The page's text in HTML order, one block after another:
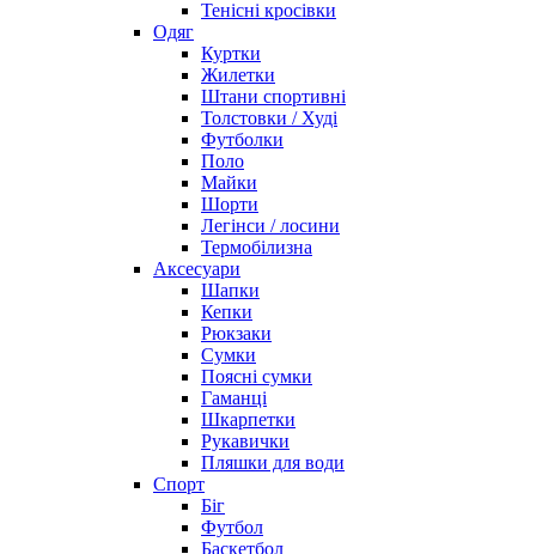
Тенісні кросівки
Одяг
Куртки
Жилетки
Штани спортивні
Толстовки / Худі
Футболки
Поло
Майки
Шорти
Легінси / лосини
Термобілизна
Аксесуари
Шапки
Кепки
Рюкзаки
Сумки
Поясні сумки
Гаманці
Шкарпетки
Рукавички
Пляшки для води
Спорт
Біг
Футбол
Баскетбол